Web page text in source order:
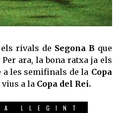
rivals de Segona B que
ara, la bona ratxa ja els
a les semifinals de la Copa
a la Copa del Rei.
LLEGINT